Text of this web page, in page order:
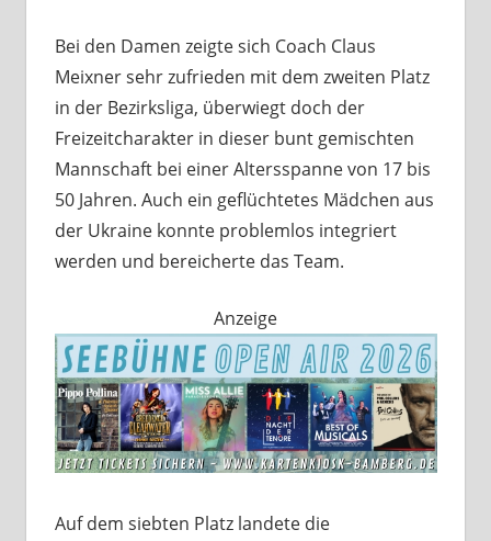
Bei den Damen zeigte sich Coach Claus
Meixner sehr zufrieden mit dem zweiten Platz
in der Bezirksliga, überwiegt doch der
Freizeitcharakter in dieser bunt gemischten
Mannschaft bei einer Altersspanne von 17 bis
50 Jahren. Auch ein geflüchtetes Mädchen aus
der Ukraine konnte problemlos integriert
werden und bereicherte das Team.
Anzeige
Auf dem siebten Platz landete die